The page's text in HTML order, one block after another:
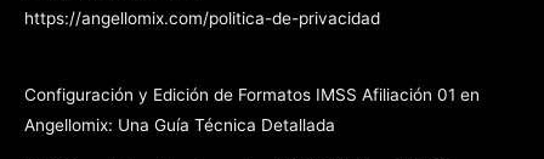
https://angellomix.com/politica-de-privacidad
Configuración y Edición de Formatos IMSS Afiliación 01 en
Angellomix: Una Guía Técnica Detallada